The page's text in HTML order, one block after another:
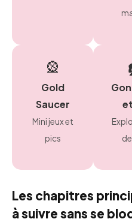
🎡
Gold
Saucer
Mini jeux et
pics
Les chapitres
à suivre sans se